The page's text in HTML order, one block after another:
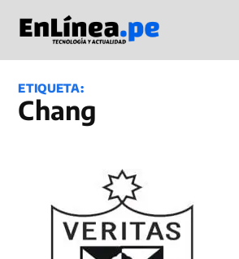
contenido
en
ETIQUETA:
Chang